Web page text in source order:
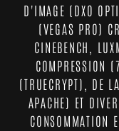
D'IMAGE (DXO
(VEGAS PRO)
CINEBENCH,
COMPRESSION
(TRUECRYPT), DE
APACHE) ET
CONSOMMATION